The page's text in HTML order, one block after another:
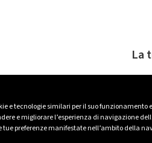
e tecnologie similari per il suo funzionamento
e migliorare l’esperienza di navigazione
preferenze manifestate nell’ambito della
La